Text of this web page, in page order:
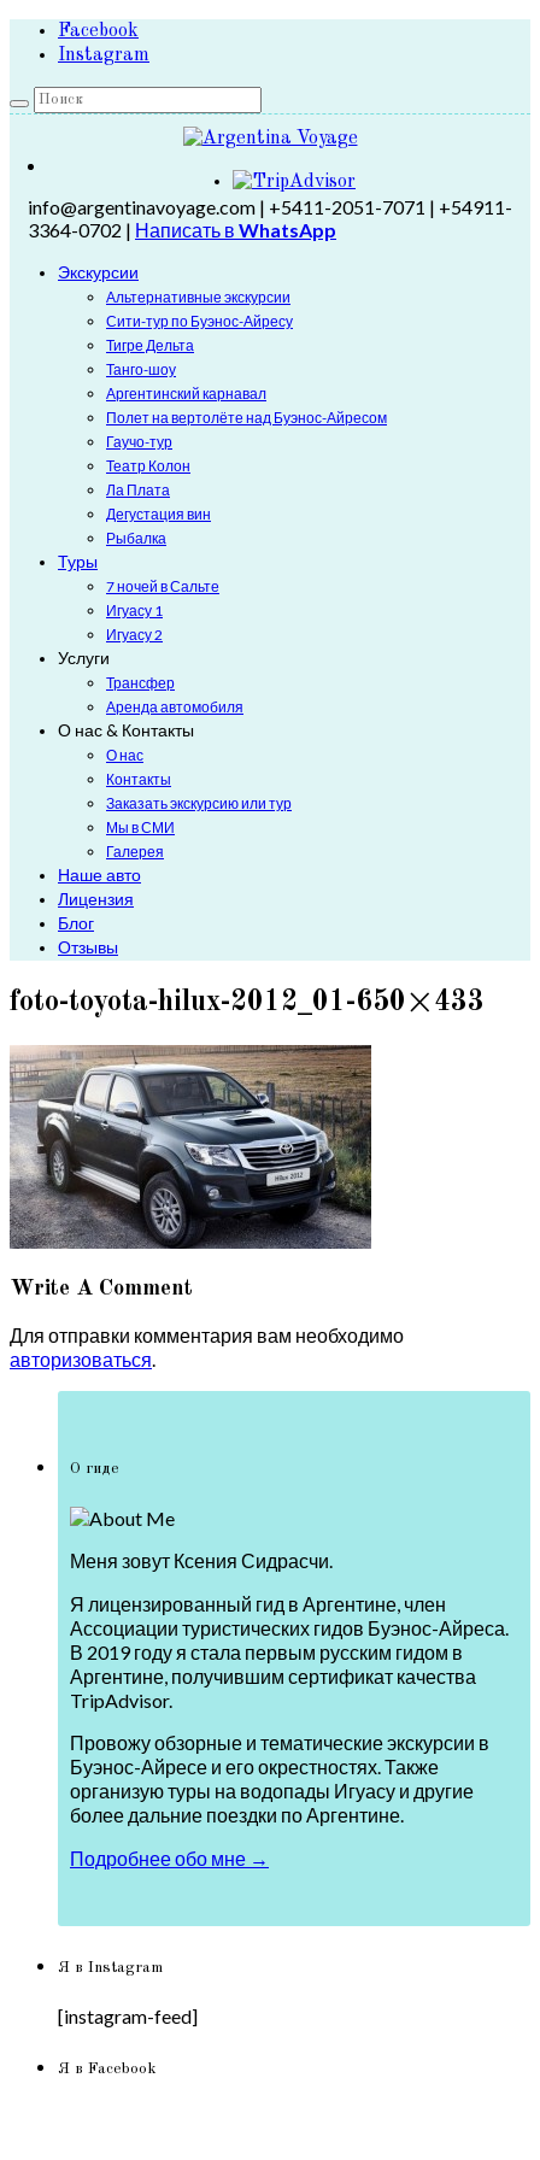
Facebook
Instagram
info@argentinavoyage.com | +5411-2051-7071 | +54911-
3364-0702 | Написать в WhatsApp
Экскурсии
Альтернативные экскурсии
Сити-тур по Буэнос-Айресу
Тигре Дельта
Танго-шоу
Аргентинский карнавал
Полет на вертолёте над Буэнос-Айресом
Гаучо-тур
Театр Колон
Ла Плата
Дегустация вин
Рыбалка
Туры
7 ночей в Сальте
Игуасу 1
Игуасу 2
Услуги
Трансфер
Аренда автомобиля
О нас & Контакты
О нас
Контакты
Заказать экскурсию или тур
Мы в СМИ
Галерея
Наше авто
Лицензия
Блог
Отзывы
foto-toyota-hilux-2012_01-650×433
Write A Comment
Для отправки комментария вам необходимо
авторизоваться.
О гиде
Меня зовут Ксения Сидрасчи.
Я лицензированный гид в Аргентине, член
Ассоциации туристических гидов Буэнос-Айреса.
В 2019 году я стала первым русским гидом в
Аргентине, получившим сертификат качества
TripAdvisor.
Провожу обзорные и тематические экскурсии в
Буэнос-Айресе и его окрестностях. Также
организую туры на водопады Игуасу и другие
более дальние поездки по Аргентине.
Подробнее обо мне →
Я в Instagram
[instagram-feed]
Я в Facebook